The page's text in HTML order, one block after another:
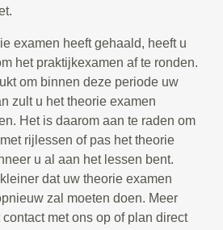
examen heeft gehaald, heeft u
het praktijkexamen af te ronden.
om binnen deze periode uw
zult u het theorie examen
Het is daarom aan te raden om
rijlessen of pas het theorie
u al aan het lessen bent.
dat uw theorie examen
zal moeten doen. Meer
met ons op of plan direct